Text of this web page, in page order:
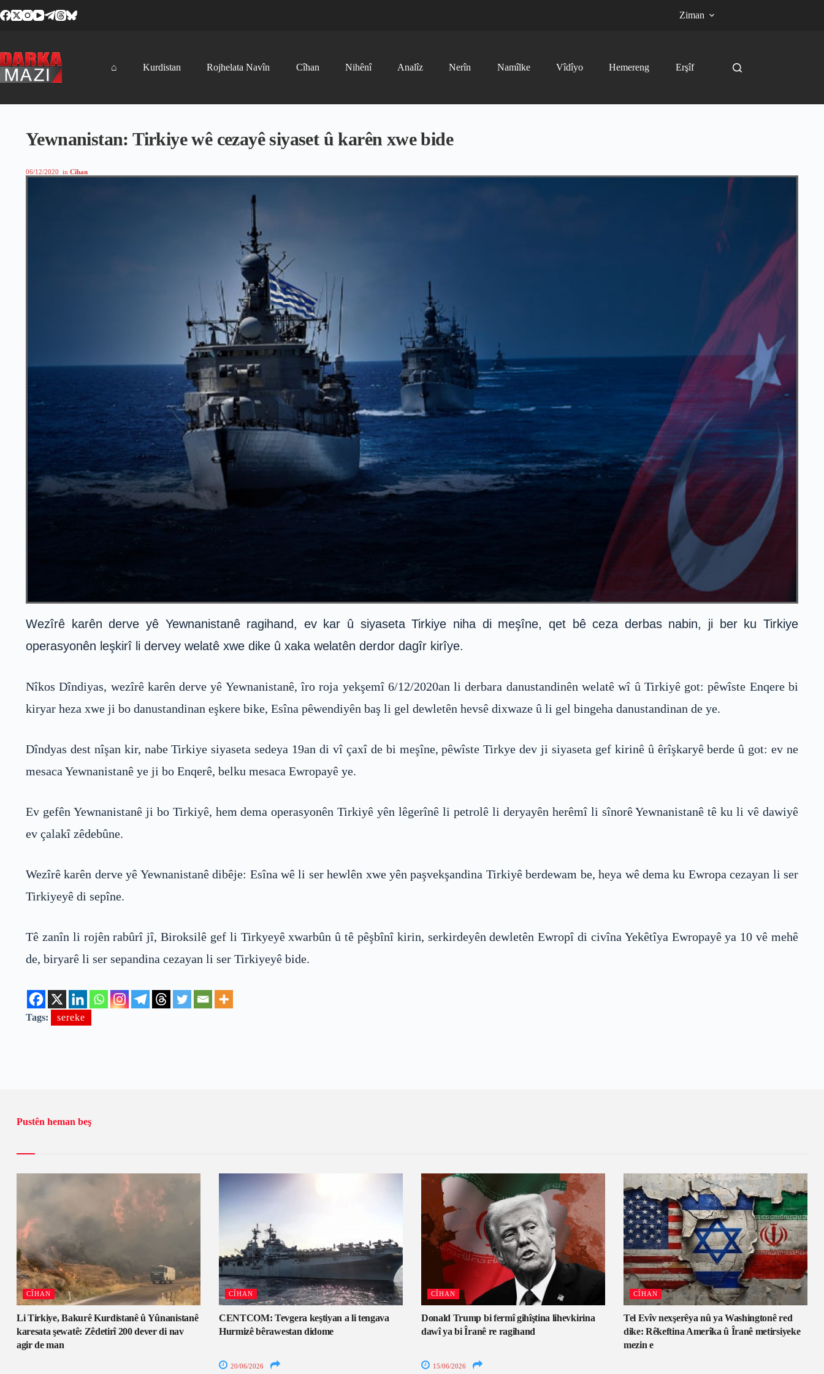
to
Ziman
⌂ Kurdistan Rojhelata Navîn Cîhan Nihênî Analîz Nerîn Namîlke Vîdîyo Hemereng Erşîf
Yewnanistan: Tirkiye wê cezayê siyaset û karên xwe bide
06/12/2020 in Cîhan
Wezîrê karên derve yê Yewnanistanê ragihand, ev kar û siyaseta Tirkiye niha di meşîne, qet bê ceza derbas nabin, ji ber ku Tirkiye
operasyonên leşkirî li dervey welatê xwe dike û xaka welatên derdor dagîr kirîye.
Nîkos Dîndiyas, wezîrê karên derve yê Yewnanistanê, îro roja yekşemî 6/12/2020an li derbara danustandinên welatê wî û Tirkiyê got: pêwîste Enqere bi
kiryar heza xwe ji bo danustandinan eşkere bike, Esîna pêwendiyên baş li gel dewletên hevsê dixwaze û li gel bingeha danustandinan de ye.
Dîndyas dest nîşan kir, nabe Tirkiye siyaseta sedeya 19an di vî çaxî de bi meşîne, pêwîste Tirkye dev ji siyaseta gef kirinê û êrîşkaryê berde û got: ev ne
mesaca Yewnanistanê ye ji bo Enqerê, belku mesaca Ewropayê ye.
Ev gefên Yewnanistanê ji bo Tirkiyê, hem dema operasyonên Tirkiyê yên lêgerînê li petrolê li deryayên herêmî li sînorê Yewnanistanê tê ku li vê dawiyê
ev çalakî zêdebûne.
Wezîrê karên derve yê Yewnanistanê dibêje: Esîna wê li ser hewlên xwe yên paşvekşandina Tirkiyê berdewam be, heya wê dema ku Ewropa cezayan li ser
Tirkiyeyê di sepîne.
Tê zanîn li rojên rabûrî jî, Biroksilê gef li Tirkyeyê xwarbûn û tê pêşbînî kirin, serkirdeyên dewletên Ewropî di civîna Yekêtîya Ewropayê ya 10 vê mehê
de, biryarê li ser sepandina cezayan li ser Tirkiyeyê bide.
Tags: sereke
Pustên heman beş
CÎHAN
Li Tirkiye, Bakurê Kurdistanê û Yûnanistanê
karesata şewatê: Zêdetirî 200 dever di nav
agir de man
CÎHAN
CENTCOM: Tevgera keştiyan a li tengava
Hurmizê bêrawestan didome
20/06/2026
CÎHAN
Donald Trump bi fermî gihîştina lihevkirina
dawî ya bi Îranê re ragihand
15/06/2026
CÎHAN
Tel Evîv nexşerêya nû ya Washingtonê red
dike: Rêkeftina Amerîka û Îranê metirsiyeke
mezin e